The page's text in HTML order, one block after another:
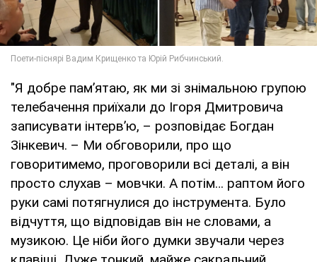
"Я добре пам’ятаю, як ми зі знімальною групою
телебачення приїхали до Ігоря Дмитровича
записувати інтерв’ю, – розповідає Богдан
Зінкевич. – Ми обговорили, про що
говоритимемо, проговорили всі деталі, а він
просто слухав – мовчки. А потім… раптом його
руки самі потягнулися до інструмента. Було
відчуття, що відповідав він не словами, а
музикою. Це ніби його думки звучали через